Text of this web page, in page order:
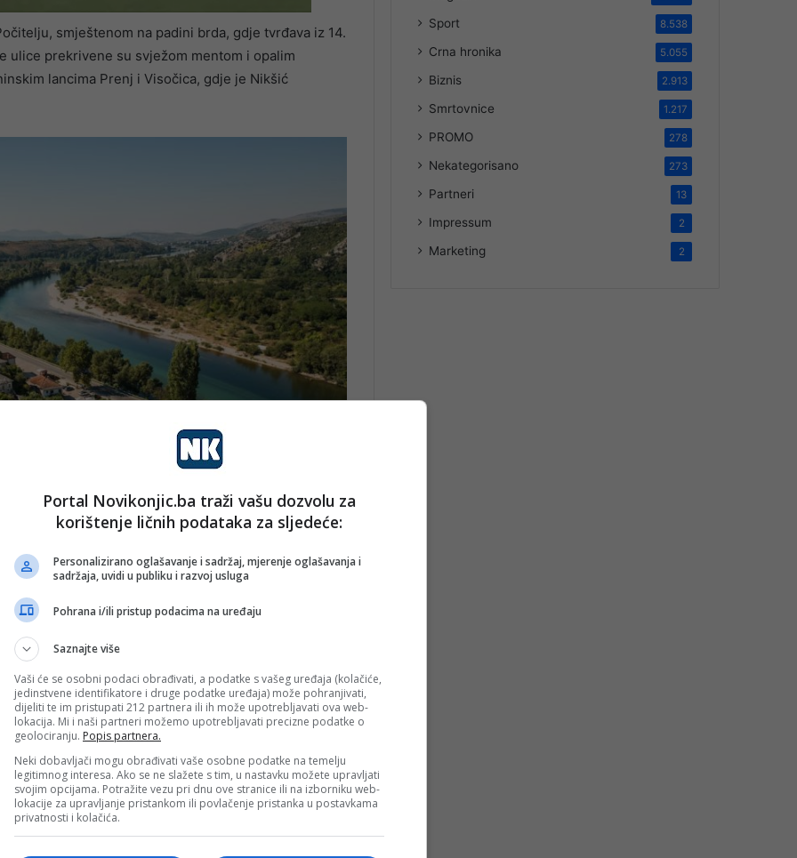
smještenom na padini brda, gdje tvrđava iz 14.
ulice prekrivene su svježom mentom i opalim
lancima Prenj i Visočica, gdje je Nikšić
dizajnera – među njima bivši član Memphis Milano
te saradnik Muji Naoto Fukasawa. Svi su
i njegov brat Adem razvili iz radionice za duborez
stoljeća. Okupljanje obilježava desetogodišnjicu
seoskog zanata“ do globalnog dizajnerskog imena.
kada se spomene BiH. Isto važi i za turizam.
(osim povremenih letova kompanije Ryanair).
2023. i 2024. godine.
duboke tragove“, kaže Nikšić. „Ali duh Bosne je još
Sport 8.538
Crna hronika 5.055
Biznis 2.913
Smrtovnice 1.217
PROMO 278
Nekategorisano 273
Partneri 13
Impressum 2
Marketing 2
Portal Novikonjic.ba traži vašu dozvolu za
korištenje ličnih podataka za sljedeće:
Personalizirano oglašavanje i sadržaj, mjerenje oglašavanja i
sadržaja, uvidi u publiku i razvoj usluga
Pohrana i/ili pristup podacima na uređaju
Saznajte više
Vaši će se osobni podaci obrađivati, a podatke s vašeg uređaja (kolačiće,
jedinstvene identifikatore i druge podatke uređaja) može pohranjivati,
dijeliti te im pristupati 212 partnera ili ih može upotrebljavati ova web-
lokacija. Mi i naši partneri možemo upotrebljavati precizne podatke o
geolociranju. Popis partnera.
Neki dobavljači mogu obrađivati vaše osobne podatke na temelju
legitimnog interesa. Ako se ne slažete s tim, u nastavku možete upravljati
svojim opcijama. Potražite vezu pri dnu ove stranice ili na izborniku web-
lokacije za upravljanje pristankom ili povlačenje pristanka u postavkama
privatnosti i kolačića.